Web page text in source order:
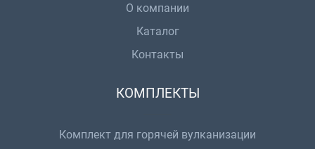
О компании
Каталог
Контакты
КОМПЛЕКТЫ
Комплект для горячей вулканизации